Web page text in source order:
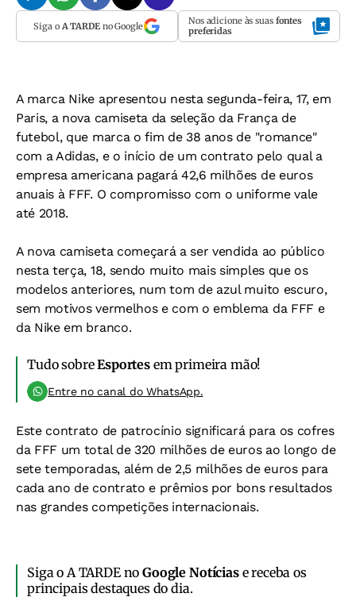
Siga o A TARDEno Google Nos adicione às suas fontes
preferidas
A marca Nike apresentou nesta segunda-feira, 17, em
Paris, a nova camiseta da seleção da França de
futebol, que marca o fim de 38 anos de "romance"
com a Adidas, e o início de um contrato pelo qual a
empresa americana pagará 42,6 milhões de euros
anuais à FFF. O compromisso com o uniforme vale
até 2018.
A nova camiseta começará a ser vendida ao público
nesta terça, 18, sendo muito mais simples que os
modelos anteriores, num tom de azul muito escuro,
sem motivos vermelhos e com o emblema da FFF e
da Nike em branco.
Tudo sobreEsportesem primeira mão!
Entre no canal do WhatsApp.
Este contrato de patrocínio significará para os cofres
da FFF um total de 320 milhões de euros ao longo de
sete temporadas, além de 2,5 milhões de euros para
cada ano de contrato e prêmios por bons resultados
nas grandes competições internacionais.
Siga o A TARDE noGoogle Notíciase receba os
principais destaques do dia.